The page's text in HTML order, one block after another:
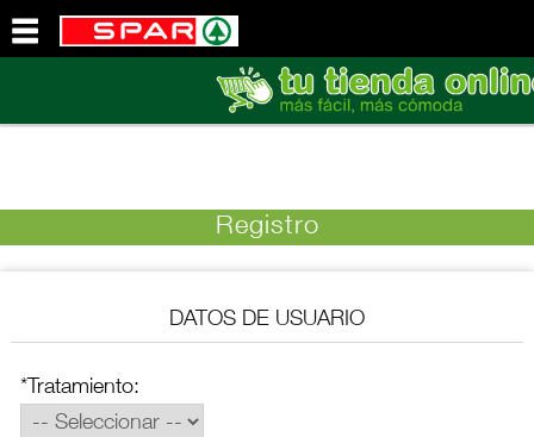
Registro
DATOS DE USUARIO
*Tratamiento: